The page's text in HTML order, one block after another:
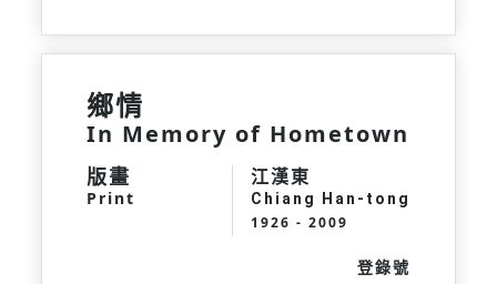
鄉情
In Memory of Hometown
版畫
Print
江漢東
Chiang Han-tong
1926 - 2009
登錄號